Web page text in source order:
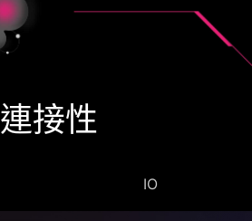
連接性
IO